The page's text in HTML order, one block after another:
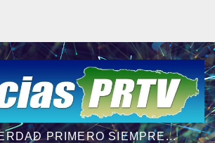
PRIMERO SIEMPRE...